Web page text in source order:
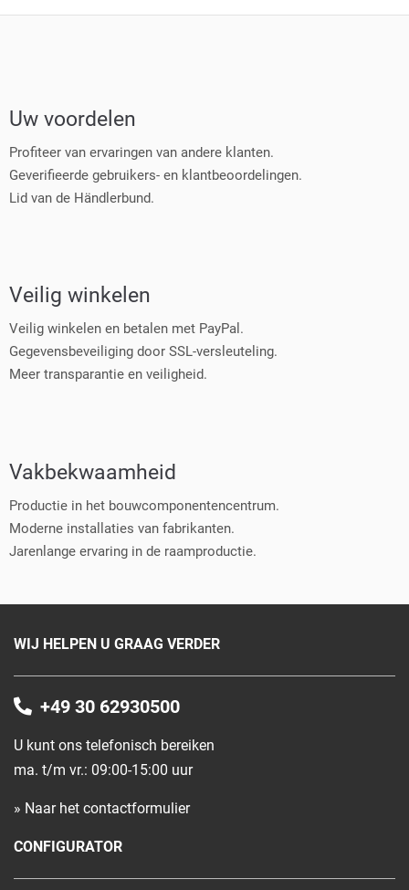
Uw voordelen
Profiteer van ervaringen van andere klanten.
Geverifieerde gebruikers- en klantbeoordelingen.
Lid van de Händlerbund.
Veilig winkelen
Veilig winkelen en betalen met PayPal.
Gegevensbeveiliging door SSL-versleuteling.
Meer transparantie en veiligheid.
Vakbekwaamheid
Productie in het bouwcomponentencentrum.
Moderne installaties van fabrikanten.
Jarenlange ervaring in de raamproductie.
WIJ HELPEN U GRAAG VERDER
+49 30 62930500
U kunt ons telefonisch bereiken
ma. t/m vr.: 09:00-15:00 uur
» Naar het contactformulier
CONFIGURATOR